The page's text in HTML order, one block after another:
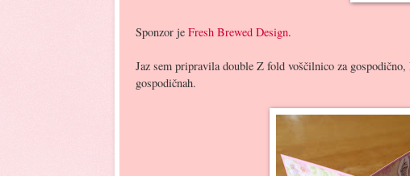
Sponzor je Fresh Brewed Design.
Jaz sem pripravila double Z fold voščilnico za
gospodičnah.